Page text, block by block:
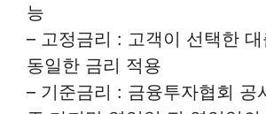
능
– 고정금리 : 고객이 선택한
동일한 금리 적용
– 기준금리 : 금융투자협회 공